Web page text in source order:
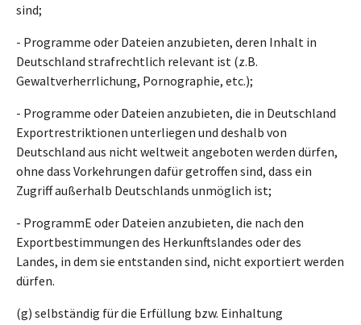
sind;
- Programme oder Dateien anzubieten, deren Inhalt in
Deutschland strafrechtlich relevant ist (z.B.
Gewaltverherrlichung, Pornographie, etc.);
- Programme oder Dateien anzubieten, die in Deutschland
Exportrestriktionen unterliegen und deshalb von
Deutschland aus nicht weltweit angeboten werden dürfen,
ohne dass Vorkehrungen dafür getroffen sind, dass ein
Zugriff außerhalb Deutschlands unmöglich ist;
- ProgrammE oder Dateien anzubieten, die nach den
Exportbestimmungen des Herkunftslandes oder des
Landes, in dem sie entstanden sind, nicht exportiert werden
dürfen.
(g) selbständig für die Erfüllung bzw. Einhaltung